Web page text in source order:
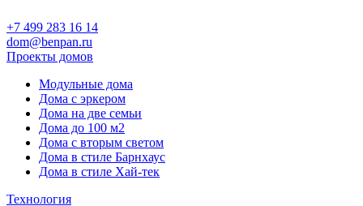
+7 499 283 16 14
dom@benpan.ru
Проекты домов
Модульные дома
Дома с эркером
Дома на две семьи
Дома до 100 м2
Дома с вторым светом
Дома в стиле Барнхаус
Дома в стиле Хай-тек
Технология